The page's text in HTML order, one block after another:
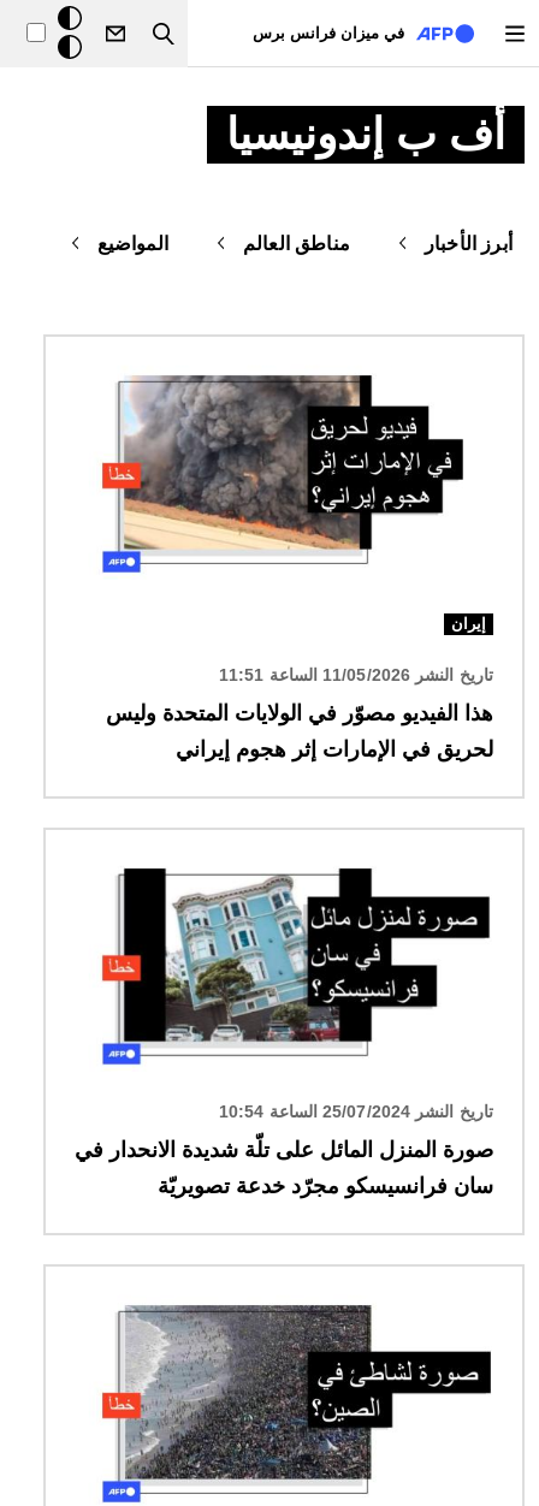
في ميزان فرانس برس
Search
خلفيّة
داكنة
أف ب إندونيسيا
أبرز الأخبار مناطق العالم المواضيع
إيران
تاريخ النشر 11/05/2026 الساعة 11:51
هذا الفيديو مصوّر في الولايات المتحدة وليس
لحريق في الإمارات إثر هجوم إيراني
تاريخ النشر 25/07/2024 الساعة 10:54
صورة المنزل المائل على تلّة شديدة الانحدار في
سان فرانسيسكو مجرّد خدعة تصويريّة